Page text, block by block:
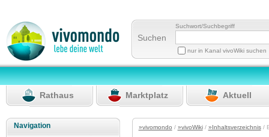
Suchen
Suchwort/Suchbegriff
nur in Kanal vivoWiki suchen
Rathaus Marktplatz Aktuell
Navigation
»vivomondo / »vivoWiki/ »Inhaltsverzeichnis/